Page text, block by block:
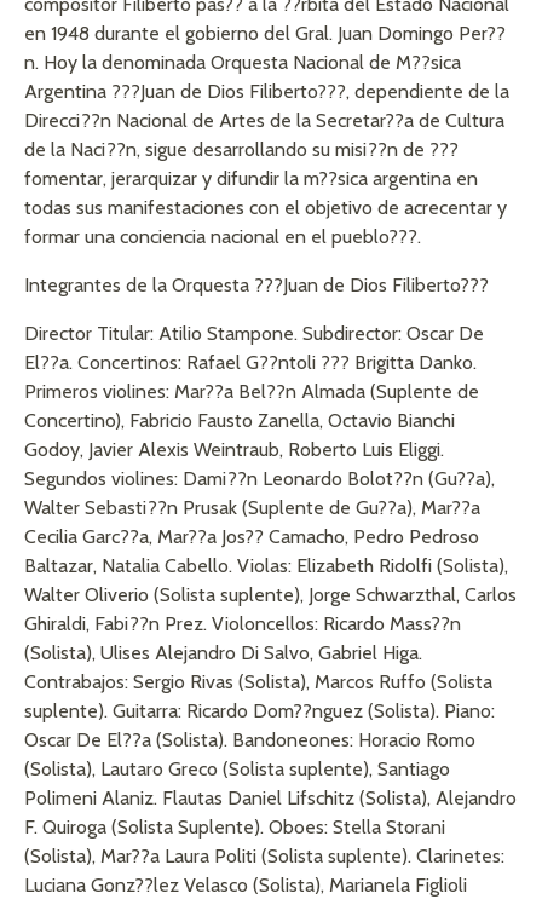
compositor Filiberto pas?? a la ??rbita del Estado Nacional
en 1948 durante el gobierno del Gral. Juan Domingo Per??
n. Hoy la denominada Orquesta Nacional de M??sica
Argentina ???Juan de Dios Filiberto???, dependiente de la
Direcci??n Nacional de Artes de la Secretar??a de Cultura
de la Naci??n, sigue desarrollando su misi??n de ???
fomentar, jerarquizar y difundir la m??sica argentina en
todas sus manifestaciones con el objetivo de acrecentar y
formar una conciencia nacional en el pueblo???.
Integrantes de la Orquesta ???Juan de Dios Filiberto???
Director Titular: Atilio Stampone. Subdirector: Oscar De
El??a. Concertinos: Rafael G??ntoli ??? Brigitta Danko.
Primeros violines: Mar??a Bel??n Almada (Suplente de
Concertino), Fabricio Fausto Zanella, Octavio Bianchi
Godoy, Javier Alexis Weintraub, Roberto Luis Eliggi.
Segundos violines: Dami??n Leonardo Bolot??n (Gu??a),
Walter Sebasti??n Prusak (Suplente de Gu??a), Mar??a
Cecilia Garc??a, Mar??a Jos?? Camacho, Pedro Pedroso
Baltazar, Natalia Cabello. Violas: Elizabeth Ridolfi (Solista),
Walter Oliverio (Solista suplente), Jorge Schwarzthal, Carlos
Ghiraldi, Fabi??n Prez. Violoncellos: Ricardo Mass??n
(Solista), Ulises Alejandro Di Salvo, Gabriel Higa.
Contrabajos: Sergio Rivas (Solista), Marcos Ruffo (Solista
suplente). Guitarra: Ricardo Dom??nguez (Solista). Piano:
Oscar De El??a (Solista). Bandoneones: Horacio Romo
(Solista), Lautaro Greco (Solista suplente), Santiago
Polimeni Alaniz. Flautas Daniel Lifschitz (Solista), Alejandro
F. Quiroga (Solista Suplente). Oboes: Stella Storani
(Solista), Mar??a Laura Politi (Solista suplente). Clarinetes:
Luciana Gonz??lez Velasco (Solista), Marianela Figlioli